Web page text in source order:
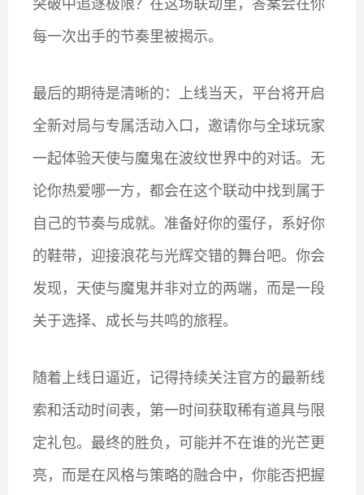
每一次出手的节奏里被揭示。
最后的期待是清晰的：上线当天，平台将开启
全新对局与专属活动入口，邀请你与全球玩家
一起体验天使与魔鬼在波纹世界中的对话。无
论你热爱哪一方，都会在这个联动中找到属于
自己的节奏与成就。准备好你的蛋仔，系好你
的鞋带，迎接浪花与光辉交错的舞台吧。你会
发现，天使与魔鬼并非对立的两端，而是一段
关于选择、成长与共鸣的旅程。
随着上线日逼近，记得持续关注官方的最新线
索和活动时间表，第一时间获取稀有道具与限
定礼包。最终的胜负，可能并不在谁的光芒更
亮，而是在风格与策略的融合中，你能否把握